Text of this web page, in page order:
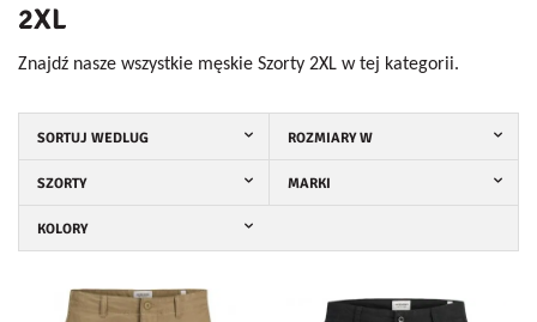
2XL
Znajdź nasze wszystkie męskie Szorty 2XL w tej kategorii.
SORTUJ WEDLUG ROZMIARY W
SZORTY MARKI
KOLORY